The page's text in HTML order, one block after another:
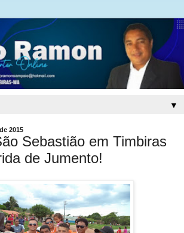
▼
2015
Sebastião em Timbiras
de Jumento!